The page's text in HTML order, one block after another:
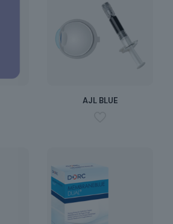
AJL BLUE